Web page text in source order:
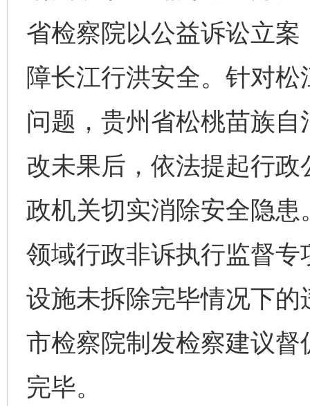
省检察院以公益诉讼立
障长江行洪安全。针对
问题，贵州省松桃苗族
改未果后，依法提起行政
政机关切实消除安全隐
领域行政非诉执行监督
设施未拆除完毕情况下
市检察院制发检察建议
完毕。